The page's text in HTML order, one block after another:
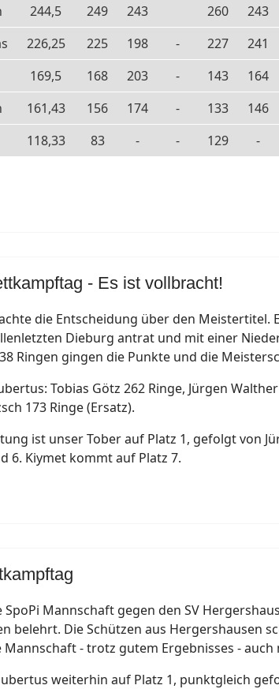
244,5 249 243 260 243
226,25 225 198 - 227 241
169,5 168 203 - 143 164
161,43 156 174 - 133 146
118,33 83 - - 129 -
- Es ist vollbracht!
die Entscheidung über den
Dieburg antrat und mit einer
Ringen gingen die Punkte und die
Tobias Götz 262 Ringe, Jürgen
173 Ringe (Ersatz).
ist unser Tober auf Platz 1, gefolgt von
6. Kiymet kommt auf Platz 7.
Mannschaft gegen den SV
belehrt. Die Schützen aus Hergershausen
- trotz gutem Ergebnisses -
weiterhin auf Platz 1, punktgleich